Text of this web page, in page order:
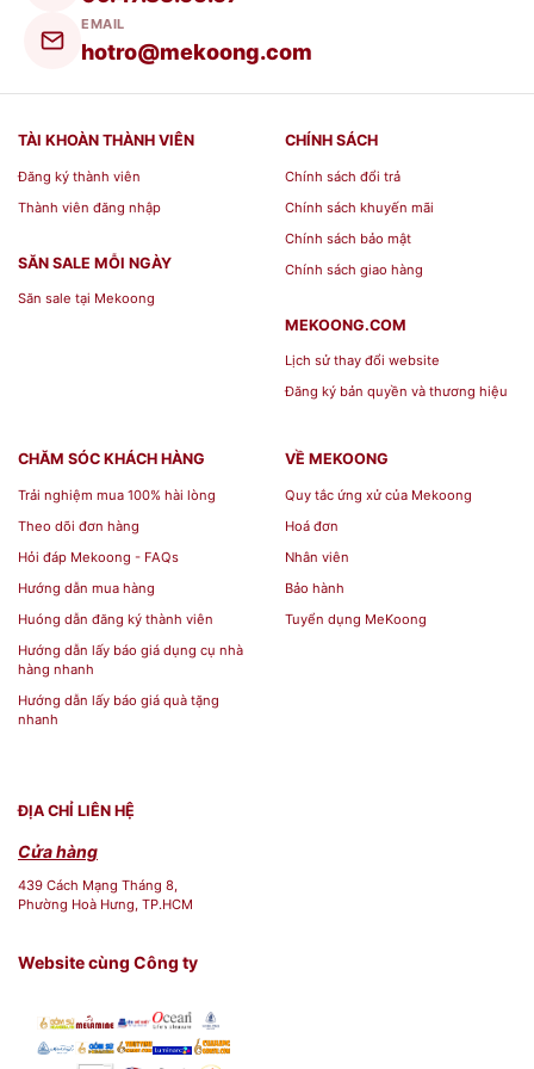
Vòng quay trúng thưởng điện tử: Đây
là loại vòng quay được điều khiển
theo dõi kết quả trúng thưởng.
Ưu điểm Vòng quay trúng
Tạo hiệu ứng hấp dẫn: Vòng quay
của
khách hànghoặc người dùng.
Hiệu ứng quay và mong đợi trúng
thưởng giúp tạo ra một trải nghiệm
thú vị và hấp dẫn.
Tăng tương tác và tham gia: Vòng
tạo ra sự tham gia tích cực, tăng
cường độ tương tác của khách hàng
dịch vụ: Vòng quay trúng thưởng có
EMAIL
hotro@mekoong.com
TÀI KHOÀN THÀNH VIÊN
Đăng ký thành viên
Thành viên đăng nhập
SĂN SALE MỖI NGÀY
Săn sale tại Mekoong
CHÍNH SÁCH
Chính sách đổi trả
Chính sách khuyến mãi
Chính sách bảo mật
Chính sách giao hàng
MEKOONG.COM
Lịch sử thay đổi website
Đăng ký bản quyền và thương hiệu
CHĂM SÓC KHÁCH HÀNG
Trải nghiệm mua 100% hài lòng
Theo dõi đơn hàng
Hỏi đáp Mekoong - FAQs
Hướng dẫn mua hàng
Huóng dẫn đăng ký thành viên
Hướng dẫn lấy báo giá dụng cụ nhà
hàng nhanh
Hướng dẫn lấy báo giá quà tặng
nhanh
VỀ MEKOONG
Quy tắc ứng xử của Mekoong
Hoá đơn
Nhân viên
Bảo hành
Tuyển dụng MeKoong
ĐỊA CHỈ LIÊN HỆ
Cửa hàng
439 Cách Mạng Tháng 8,
Phường Hoà Hưng, TP.HCM
Website cùng Công ty